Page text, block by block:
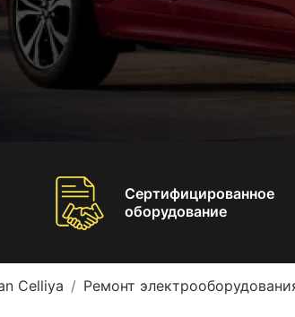
Сертифицированное
оборудование
Celliya Ремонт